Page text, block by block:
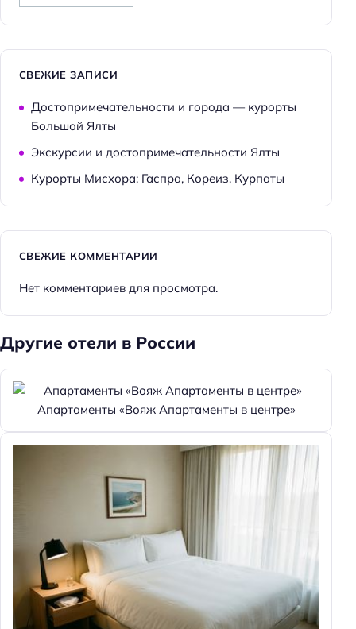
СВЕЖИЕ ЗАПИСИ
Достопримечательности и города — курорты
Большой Ялты
Экскурсии и достопримечательности Ялты
Курорты Мисхора: Гаспра, Кореиз, Курпаты
СВЕЖИЕ КОММЕНТАРИИ
Нет комментариев для просмотра.
Другие отели в России
Апартаменты «Вояж Апартаменты в центре»